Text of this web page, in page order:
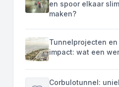
en spoor elkaar
maken?
Tunnelprojecten en
impact: wat een
Corbulotunnel: